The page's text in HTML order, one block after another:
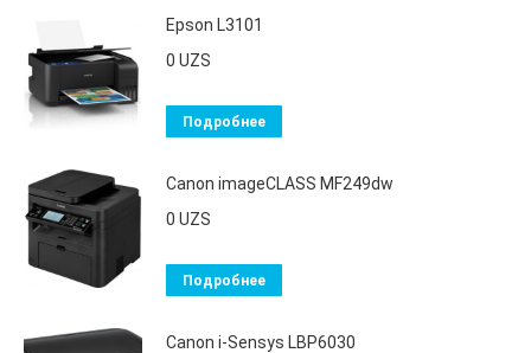
Epson L3101
0 UZS
Подробнее
Canon imageCLASS MF249dw
0 UZS
Подробнее
Canon i-Sensys LBP6030